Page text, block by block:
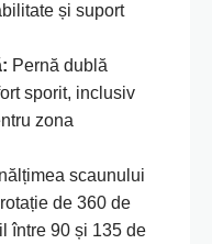
și suport
Pernă dublă
sporit, inclusiv
zona
scaunului
de 360 de
între 90 și 135 de